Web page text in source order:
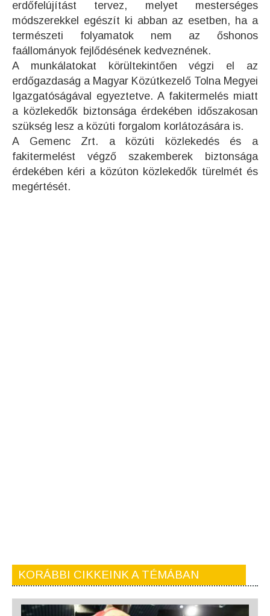
erdőfelújítást tervez, melyet mesterséges
módszerekkel egészít ki abban az esetben, ha a
természeti folyamatok nem az őshonos
faállományok fejlődésének kedveznének.
A munkálatokat körültekintően végzi el az
erdőgazdaság a Magyar Közútkezelő Tolna Megyei
Igazgatóságával egyeztetve. A fakitermelés miatt
a közlekedők biztonsága érdekében időszakosan
szükség lesz a közúti forgalom korlátozására is.
A Gemenc Zrt. a közúti közlekedés és a
fakitermelést végző szakemberek biztonsága
érdekében kéri a közúton közlekedők türelmét és
megértését.
KORÁBBI CIKKEINK A TÉMÁBAN